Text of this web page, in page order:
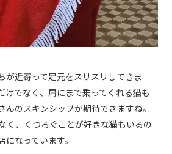
が近寄って足元をスリスリしてきま
けでなく、肩にまで乗ってくれる猫も
んのスキンシップが期待できますね。
く、くつろぐことが好きな猫もいるの
なっています。